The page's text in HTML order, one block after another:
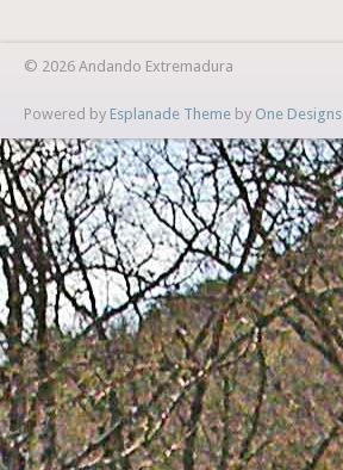
© 2026 Andando Extremadura
Powered by Esplanade Theme by One Designs